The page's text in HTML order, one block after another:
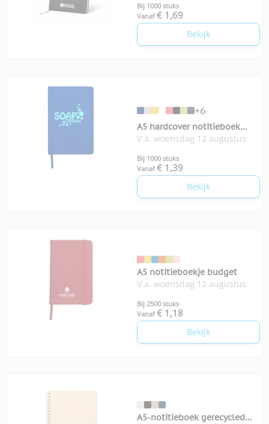
Bij 1000 stuks
Vanaf € 1,69
Bekijk
+6
A5 hardcover notitieboek
Spectrum
V.a. woensdag 12 augustus
Bij 1000 stuks
Vanaf € 1,39
Bekijk
A5 notitieboekje budget
V.a. woensdag 12 augustus
Bij 2500 stuks
Vanaf € 1,18
Bekijk
A5-notitieboek gerecycled